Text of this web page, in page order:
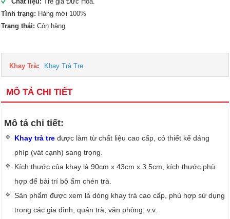
Tình trạng: Hàng mới 100%
Trạng thái:Còn hàng
Khay Trà: Khay Trà Tre
MÔ TẢ CHI TIẾT
Mô tả chi tiết:
Khay trà tre được làm từ chất liệu cao cấp, có thiết kế dáng
phíp (vát cạnh) sang trọng.
Kích thước của khay là 90cm x 43cm x 3.5cm, kích thước phù
hợp để bài trí bộ ấm chén trà.
Sản phẩm được xem là dòng khay trà cao cấp, phù hợp sử dụng
trong các gia đình, quán trà, văn phòng, v.v.